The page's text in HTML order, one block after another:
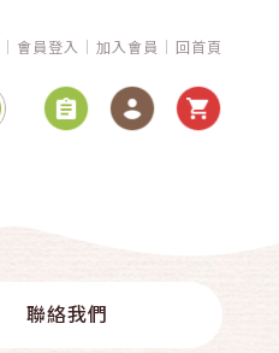
會員登入 加入會員 回首頁
聯絡我們